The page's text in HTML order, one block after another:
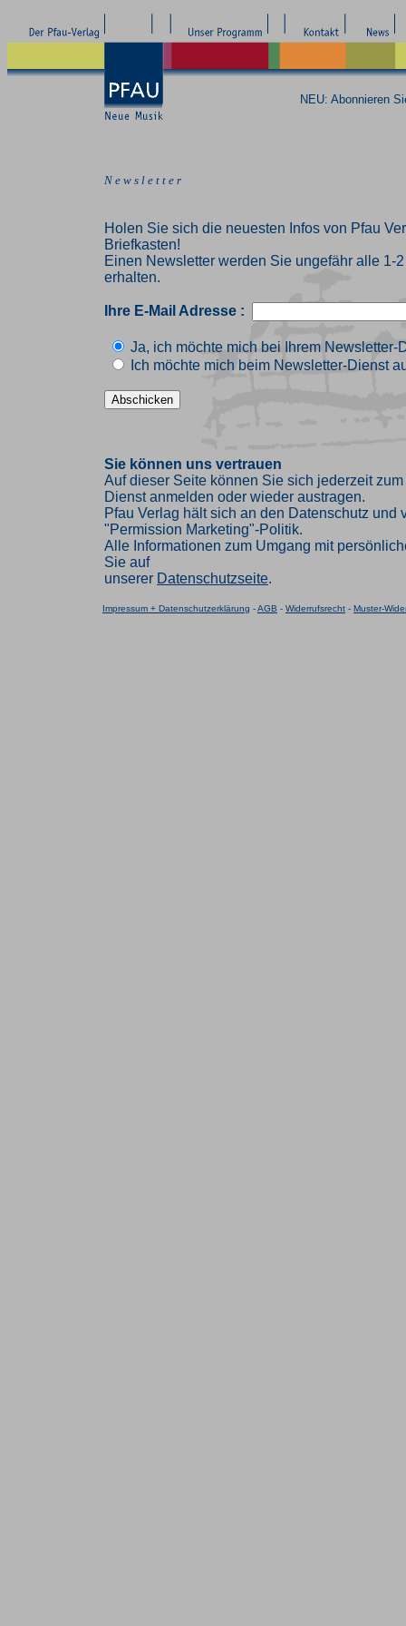
NEU: Abonnieren
N e w s l e t t e r
Holen Sie sich die neuesten Infos von Pfau
Briefkasten!
Einen Newsletter werden Sie ungefähr alle 1-
erhalten.
Ihre E-Mail Adresse :
Ja, ich möchte mich bei Ihrem Newsletter-
Ich möchte mich beim Newsletter-Dienst
Sie können uns vertrauen
Auf dieser Seite können Sie sich jederzeit
Dienst anmelden oder wieder austragen.
Pfau Verlag hält sich an den Datenschutz und
"Permission Marketing"-Politik.
Alle Informationen zum Umgang mit
Sie auf
unserer Datenschutzseite.
Impressum + Datenschutzerklärung -AGB - Widerrufsrecht - Muster-